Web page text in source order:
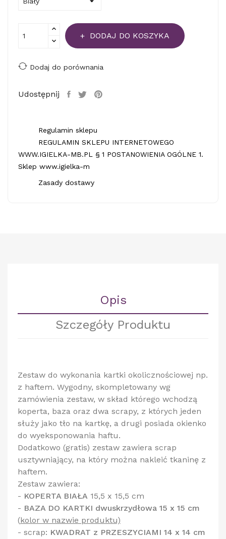
DODAJ DO KOSZYKA
Dodaj do porównania
Udostępnij
Regulamin sklepu
REGULAMIN SKLEPU INTERNETOWEGO
WWW.IGIELKA-MB.PL § 1 POSTANOWIENIA OGÓLNE 1.
Sklep www.igielka-m
Zasady dostawy
Opis
Szczegóły Produktu
Zestaw do wykonania kartki okolicznościowej np.
z haftem. Wygodny, skompletowany wg
zamówienia zestaw, w skład którego wchodzą
koperta, baza oraz dwa scrapy, z których jeden
służy jako tło na kartkę, a drugi posiada okienko
do wyeksponowania haftu.
Dodatkowo (gratis) zestaw zawiera scrap
usztywniający, na który można nakleić tkaninę z
haftem.
Zestaw zawiera:
- KOPERTA BIAŁA 15,5 x 15,5 cm
- BAZA DO KARTKI dwuskrzydłowa 15 x 15 cm
(kolor w nazwie produktu)
- scrap: KWADRAT z PRZESZYCIAMI 14 x 14 cm